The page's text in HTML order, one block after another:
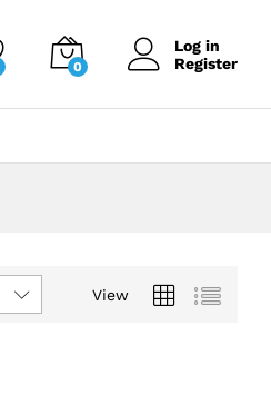
0
Log in
Register
View